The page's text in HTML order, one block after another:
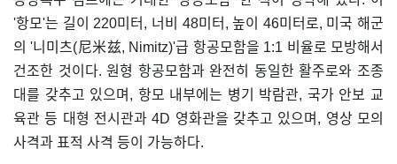
'항모'는 길이 220미터, 너비 48미터, 높이 46미터로, 미국 해군
의 '니미츠(尼米兹, Nimitz)'급 항공모함을 1:1 비율로 모방해서
건조한 것이다. 원형 항공모함과 완전히 동일한 활주로와 조종
대를 갖추고 있으며, 항모 내부에는 병기 박람관, 국가 안보 교
육관 등 대형 전시관과 4D 영화관을 갖추고 있으며, 영상 모의
사격과 표적 사격 등이 가능하다.